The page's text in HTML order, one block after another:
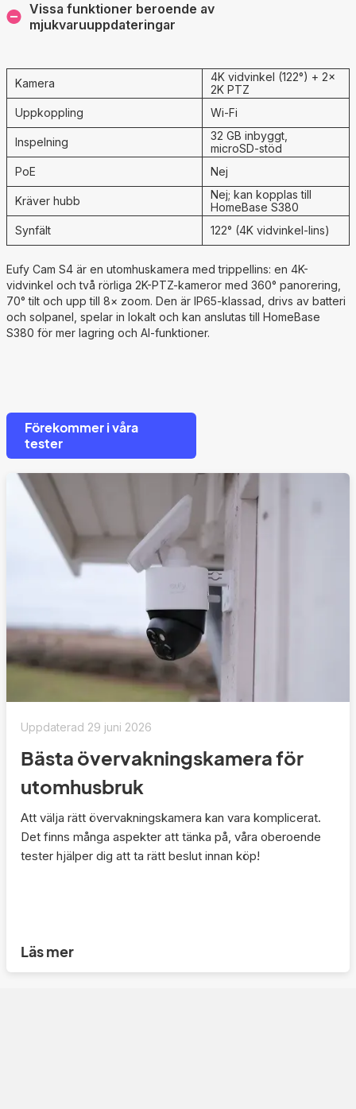
Vissa funktioner beroende av
mjukvaruuppdateringar
Kamera
4K vidvinkel (122°) + 2×
2K PTZ
Uppkoppling
Wi‑Fi
Inspelning
32 GB inbyggt,
microSD‑stöd
PoE
Nej
Kräver hubb
Nej; kan kopplas till
HomeBase S380
Synfält
122° (4K vidvinkel‑lins)
Eufy Cam S4 är en utomhuskamera med trippellins: en 4K-
vidvinkel och två rörliga 2K-PTZ-kameror med 360° panorering,
70° tilt och upp till 8× zoom. Den är IP65-klassad, drivs av batteri
och solpanel, spelar in lokalt och kan anslutas till HomeBase
S380 för mer lagring och AI-funktioner.
Förekommer i våra
tester
Uppdaterad 29 juni 2026
Bästa övervakningskamera för
utomhusbruk
Att välja rätt övervakningskamera kan vara komplicerat.
Det finns många aspekter att tänka på, våra oberoende
tester hjälper dig att ta rätt beslut innan köp!
Läs mer